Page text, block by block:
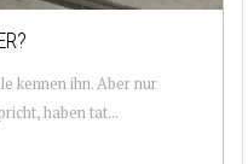
kennen ihn. Aber nur
haben tat...